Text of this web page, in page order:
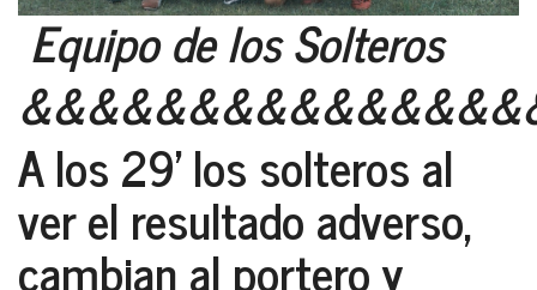
Equipo de los Solteros
A los 29’ los solteros al
ver el resultado adverso,
cambian al portero y